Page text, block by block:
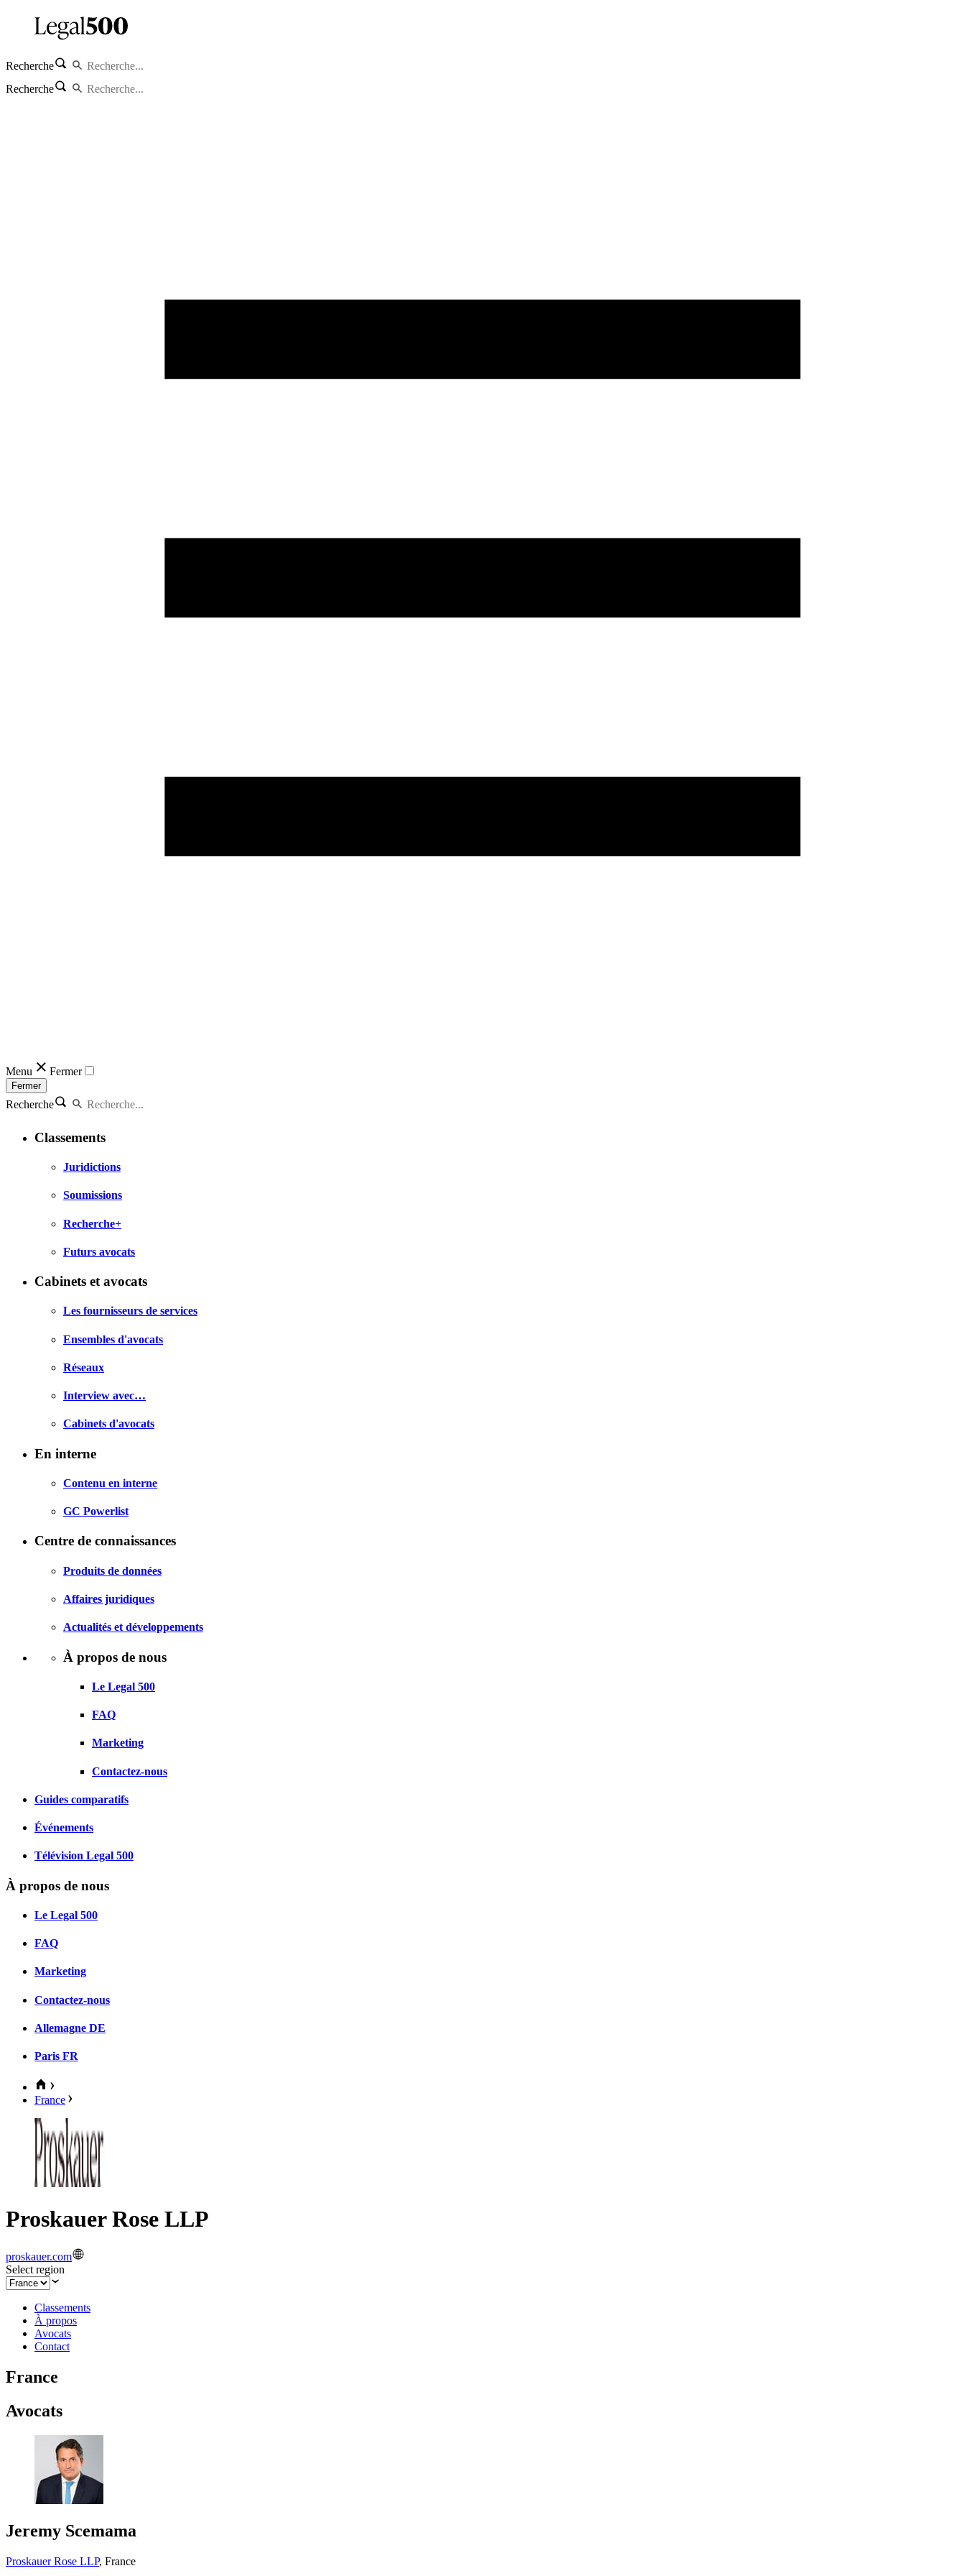
Recherche
Recherche
Menu Fermer
Fermer
Recherche
Classements
Juridictions
Soumissions
Recherche+
Futurs avocats
Cabinets et avocats
Les fournisseurs de services
Ensembles d'avocats
Réseaux
Interview avec…
Cabinets d'avocats
En interne
Contenu en interne
GC Powerlist
Centre de connaissances
Produits de données
Affaires juridiques
Actualités et développements
À propos de nous
Le Legal 500
FAQ
Marketing
Contactez-nous
Guides comparatifs
Événements
Télévision Legal 500
À propos de nous
Le Legal 500
FAQ
Marketing
Contactez-nous
Allemagne DE
Paris FR
France
Proskauer Rose LLP
proskauer.com
Select region
Classements
À propos
Avocats
Contact
France
Avocats
Jeremy Scemama
Proskauer Rose LLP, France